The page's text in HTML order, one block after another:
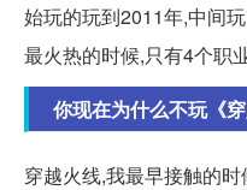
始玩的玩到2011年,中间
最火热的时候,只有4个职
你现在为什么不玩《
穿越火线,我最早接触的